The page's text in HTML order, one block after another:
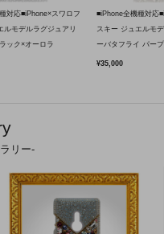
対応■iPhone×スワロフ
ルモデルラグジュアリ
ック×オーロラ
■iPhone全機種対応
スキー ジュエルモ
ーバタフライ パー
¥35,000
リー-